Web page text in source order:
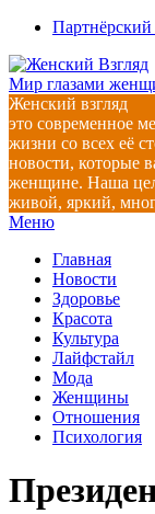
Перейти
содержимому
Партнёрский
Мир глазами
Женский взгляд
это современное
жизни со всех её
новости, которые
женщине. Наша
живой, яркий,
Главное
меню
Меню
Главная
Новости
Здоровье
Красота
Культура
Лайфстайл
Мода
Женщины
Отношения
Психология